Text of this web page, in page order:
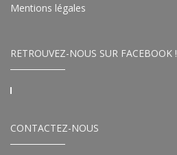
Mentions légales
RETROUVEZ-NOUS SUR FACEBOOK !
CONTACTEZ-NOUS